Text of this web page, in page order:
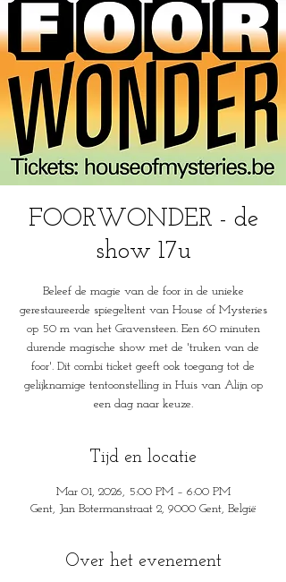
FOORWONDER - de
show 17u
Beleef de magie van de foor in de unieke
gerestaureerde spiegeltent van House of Mysteries
op 50 m van het Gravensteen. Een 60 minuten
durende magische show met de 'truken van de
foor'. Dit combi ticket geeft ook toegang tot de
gelijknamige tentoonstelling in Huis van Alijn op
een dag naar keuze.
Tijd en locatie
Mar 01, 2026, 5:00 PM – 6:00 PM
Gent, Jan Botermanstraat 2, 9000 Gent, België
Over het evenement